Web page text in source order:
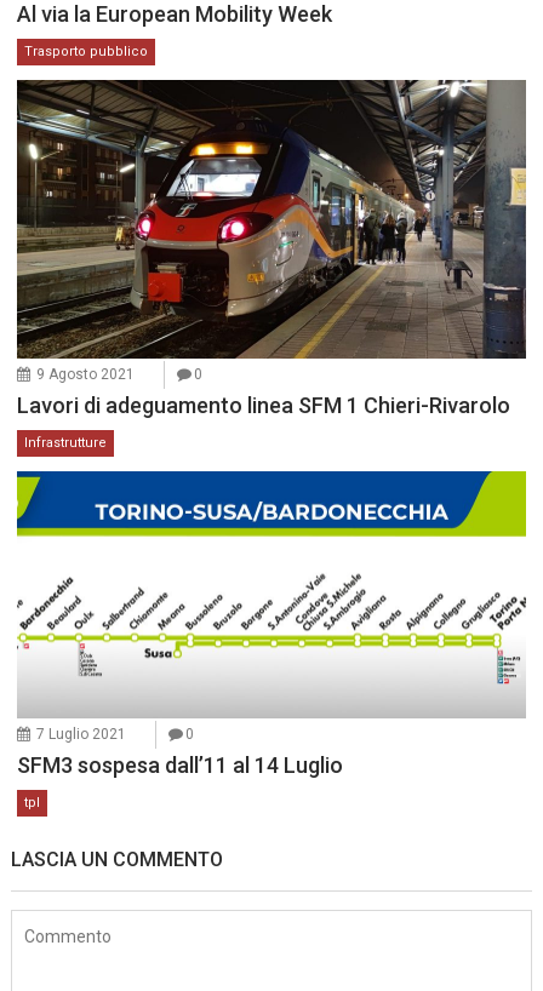
Al via la European Mobility Week
Trasporto pubblico
9 Agosto 2021 0
Lavori di adeguamento linea SFM 1 Chieri-Rivarolo
Infrastrutture
7 Luglio 2021 0
SFM3 sospesa dall’11 al 14 Luglio
tpl
LASCIA UN COMMENTO